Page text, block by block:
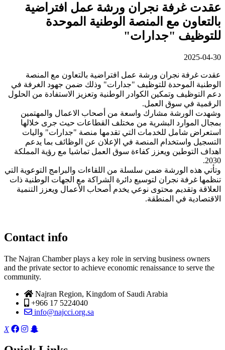
عقدت غرفة نجران ورشة عمل افتراضية
بالتعاون مع المنصة الوطنية الموحدة
للتوظيف "جدارات"
2025-04-30
عقدت غرفة نجران ورشة عمل افتراضية بالتعاون مع المنصة
الوطنية الموحدة للتوظيف "جدارات" وذلك ضمن جهود الغرفة في
دعم التوظيف وتمكين الكوادر الوطنية وتعزيز الاستفادة من الحلول
الرقمية في سوق العمل.
وشهدت الورشة مشارك واسعة من أصحاب الاعمال والمهتمين
بمجال الموارد البشرية من مختلف القطاعات حيث جرى خلالها
استعراض شامل للخدمات التي تقدمها منصة "جدارات" واليات
التسجيل واستخدام المنصة في الإعلان عن الوظائف بما يدعم
اهداف التوطين ويعزز كفاءة سوق العمل تماشيا مع رؤية المملكة
2030.
وتأتي هذه الورشة ضمن سلسلة من اللقاءات والبرامج التوعوية التي
تنظمها غرفة نجران لتوسيع دائرة الشراكة مع الجهات الوطنية ذات
العلاقة وتقديم محتوى نوعي يخدم أصحاب الأعمال ويعزز التنمية
الاقتصادية في المنطقة.
Contact info
The Najran Chamber plays a key role in serving business owners
and the private sector to achieve economic renaissance to serve the
community.
Najran Region, Kingdom of Saudi Arabia
+966 17 5224040
info@najcci.org.sa
X